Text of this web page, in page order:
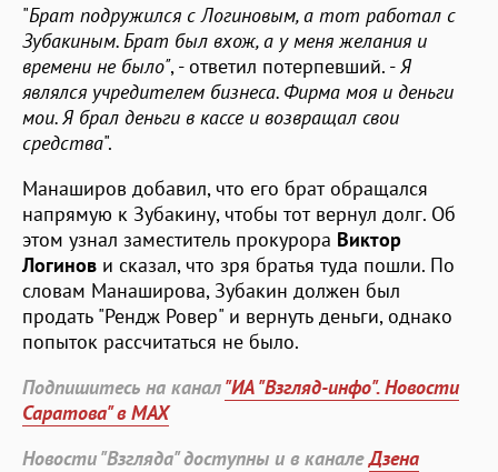
"Брат подружился с Логиновым, а тот работал с
Зубакиным. Брат был вхож, а у меня желания и
времени не было", - ответил потерпевший. -Я
являлся учредителем бизнеса. Фирма моя и деньги
мои. Я брал деньги в кассе и возвращал свои
средства".
Манаширов добавил, что его брат обращался
напрямую к Зубакину, чтобы тот вернул долг. Об
этом узнал заместитель прокурора Виктор
Логинов и сказал, что зря братья туда пошли. По
словам Манаширова, Зубакин должен был
продать "Рендж Ровер" и вернуть деньги, однако
попыток рассчитаться не было.
Подпишитесь на канал"ИА "Взгляд-инфо". Новости
Саратова" в MAX
Новости "Взгляда" доступны и в каналеДзена